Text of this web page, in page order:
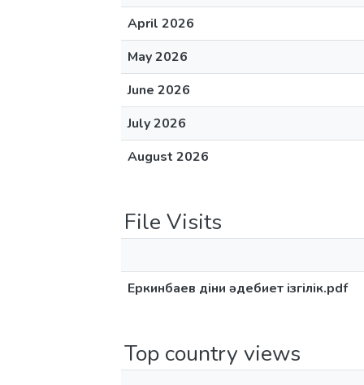
April 2026
May 2026
June 2026
July 2026
August 2026
File Visits
Еркинбаев діни әдебиет ізгілік.pdf
Top country views